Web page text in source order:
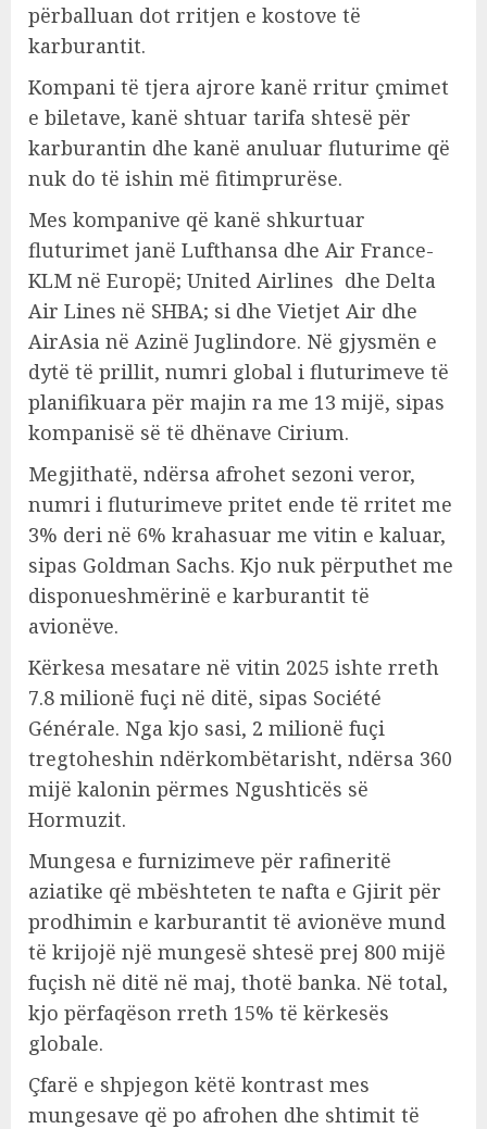
përballuan dot rritjen e kostove të
karburantit.
Kompani të tjera ajrore kanë rritur çmimet
e biletave, kanë shtuar tarifa shtesë për
karburantin dhe kanë anuluar fluturime që
nuk do të ishin më fitimprurëse.
Mes kompanive që kanë shkurtuar
fluturimet janë Lufthansa dhe Air France-
KLM në Europë; United Airlines dhe Delta
Air Lines në SHBA; si dhe Vietjet Air dhe
AirAsia në Azinë Juglindore. Në gjysmën e
dytë të prillit, numri global i fluturimeve të
planifikuara për majin ra me 13 mijë, sipas
kompanisë së të dhënave Cirium.
Megjithatë, ndërsa afrohet sezoni veror,
numri i fluturimeve pritet ende të rritet me
3% deri në 6% krahasuar me vitin e kaluar,
sipas Goldman Sachs. Kjo nuk përputhet me
disponueshmërinë e karburantit të
avionëve.
Kërkesa mesatare në vitin 2025 ishte rreth
7.8 milionë fuçi në ditë, sipas Société
Générale. Nga kjo sasi, 2 milionë fuçi
tregtoheshin ndërkombëtarisht, ndërsa 360
mijë kalonin përmes Ngushticës së
Hormuzit.
Mungesa e furnizimeve për rafineritë
aziatike që mbështeten te nafta e Gjirit për
prodhimin e karburantit të avionëve mund
të krijojë një mungesë shtesë prej 800 mijë
fuçish në ditë në maj, thotë banka. Në total,
kjo përfaqëson rreth 15% të kërkesës
globale.
Çfarë e shpjegon këtë kontrast mes
mungesave që po afrohen dhe shtimit të